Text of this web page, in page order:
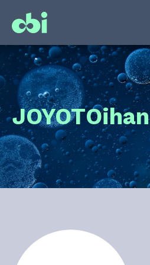
JOYOTOihan